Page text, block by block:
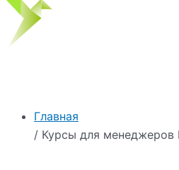
Главная
/ Курсы для менеджеров